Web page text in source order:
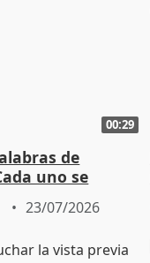
00:29
de
uno se
menor
23/07/2026